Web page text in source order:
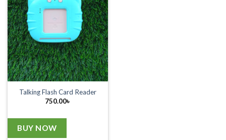
Talking Flash Card Reader
750.00৳
BUY NOW